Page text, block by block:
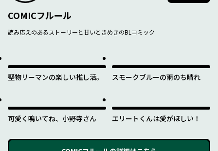
COMICフルール
読み応えのあるストーリーと甘いときめきのBLコミック
堅物リーマンの楽しい推し活。 スモークブルーの雨のち晴れ
可愛く鳴いてね、小野寺さん エリートくんは愛がほしい！